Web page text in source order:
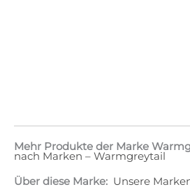
Mehr Produkte der Marke
nach Marken – Warmgreytail
Über diese Marke: Unsere